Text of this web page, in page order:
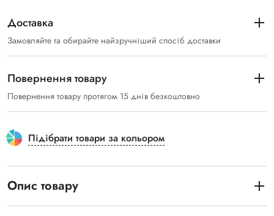
Доставка
Замовляйте та обирайте найзручніший спосіб доставки
Повернення товару
Повернення товару протягом 15 днів безкоштовно
Підібрати товари за кольором
Опис товару